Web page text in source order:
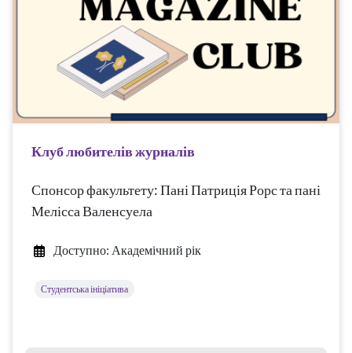
Клуб любителів журналів
Спонсор факультету: Пані Патриція Рорс та пані
Мелісса Валенсуела
Доступно: Академічний рік
Студентська ініціатива